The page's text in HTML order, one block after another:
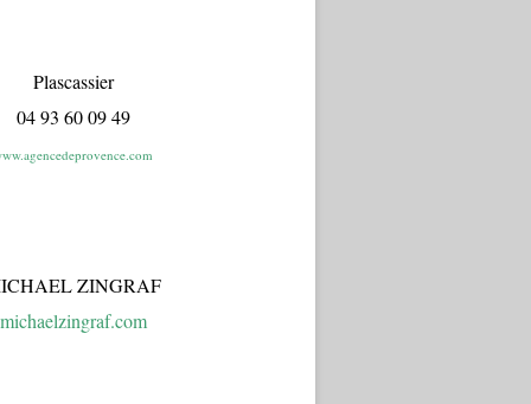
Plascassier
04 93 60 09 49
ZINGRAF
michaelzingraf.com